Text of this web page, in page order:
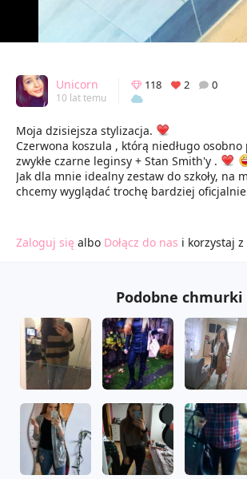
Unicorn
10 lat temu
118 2 0
Moja dzisiejsza stylizacja.
Czerwona koszula , którą niedługo
zwykłe czarne leginsy + Stan Smith'y .
Jak dla mnie idealny zestaw do szkoły, na
chcemy wyglądać trochę bardziej
Zaloguj się albo Dołącz do nas i korzystaj
Podobne chmurki